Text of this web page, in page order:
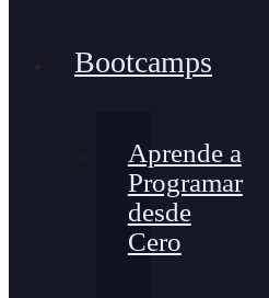
Bootcamps
Aprende a
Programar
desde
Cero